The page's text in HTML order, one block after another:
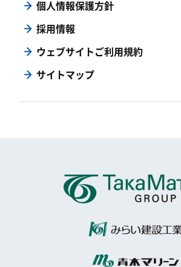
個人情報保護方針
採用情報
ウェブサイトご利用規約
サイトマップ